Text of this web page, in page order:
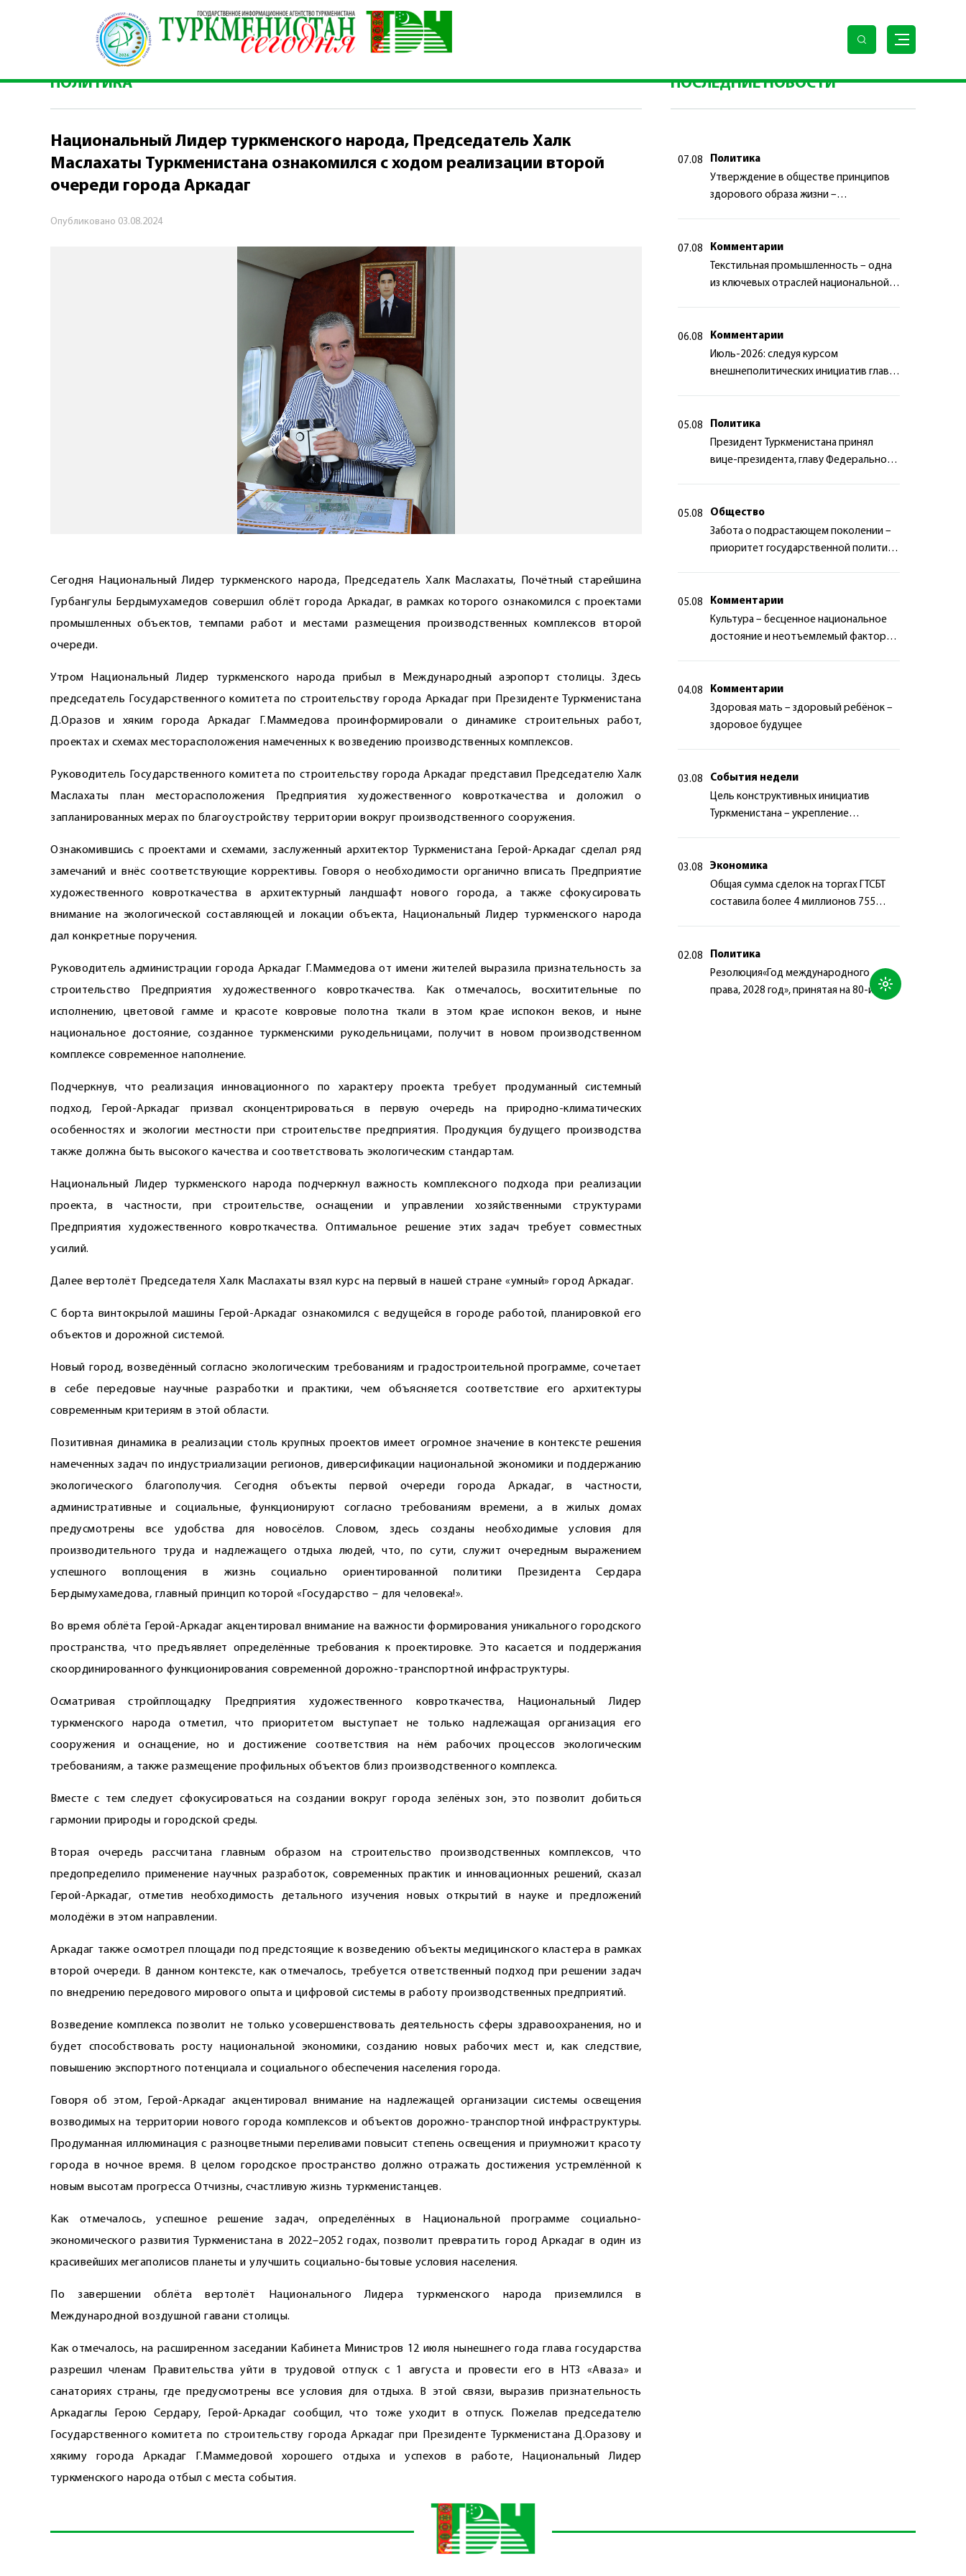
\ Политика \
Национальный Лидер туркменского народа, Председатель Халк Маслахаты Туркменистана ознакомился с ходом реализации второй очереди
города Аркадаг
ПОЛИТИКА
Национальный Лидер туркменского народа, Председатель Халк
Маслахаты Туркменистана ознакомился с ходом реализации второй
очереди города Аркадаг
Опубликовано 03.08.2024
Сегодня Национальный Лидер туркменского народа, Председатель Халк Маслахаты, Почётный старейшина
Гурбангулы Бердымухамедов совершил облёт города Аркадаг, в рамках которого ознакомился с проектами
промышленных объектов, темпами работ и местами размещения производственных комплексов второй
очереди.
Утром Национальный Лидер туркменского народа прибыл в Международный аэропорт столицы. Здесь
председатель Государственного комитета по строительству города Аркадаг при Президенте Туркменистана
Д.Оразов и хяким города Аркадаг Г.Маммедова проинформировали о динамике строительных работ,
проектах и схемах месторасположения намеченных к возведению производственных комплексов.
Руководитель Государственного комитета по строительству города Аркадаг представил Председателю Халк
Маслахаты план месторасположения Предприятия художественного ковроткачества и доложил о
запланированных мерах по благоустройству территории вокруг производственного сооружения.
Ознакомившись с проектами и схемами, заслуженный архитектор Туркменистана Герой-Аркадаг сделал ряд
замечаний и внёс соответствующие коррективы. Говоря о необходимости органично вписать Предприятие
художественного ковроткачества в архитектурный ландшафт нового города, а также сфокусировать
внимание на экологической составляющей и локации объекта, Национальный Лидер туркменского народа
дал конкретные поручения.
Руководитель администрации города Аркадаг Г.Маммедова от имени жителей выразила признательность за
строительство Предприятия художественного ковроткачества. Как отмечалось, восхитительные по
исполнению, цветовой гамме и красоте ковровые полотна ткали в этом крае испокон веков, и ныне
национальное достояние, созданное туркменскими рукодельницами, получит в новом производственном
комплексе современное наполнение.
Подчеркнув, что реализация инновационного по характеру проекта требует продуманный системный
подход, Герой-Аркадаг призвал сконцентрироваться в первую очередь на природно-климатических
особенностях и экологии местности при строительстве предприятия. Продукция будущего производства
также должна быть высокого качества и соответствовать экологическим стандартам.
Национальный Лидер туркменского народа подчеркнул важность комплексного подхода при реализации
проекта, в частности, при строительстве, оснащении и управлении хозяйственными структурами
Предприятия художественного ковроткачества. Оптимальное решение этих задач требует совместных
усилий.
Далее вертолёт Председателя Халк Маслахаты взял курс на первый в нашей стране «умный» город Аркадаг.
С борта винтокрылой машины Герой-Аркадаг ознакомился с ведущейся в городе работой, планировкой его
объектов и дорожной системой.
Новый город, возведённый согласно экологическим требованиям и градостроительной программе, сочетает
в себе передовые научные разработки и практики, чем объясняется соответствие его архитектуры
современным критериям в этой области.
Позитивная динамика в реализации столь крупных проектов имеет огромное значение в контексте решения
намеченных задач по индустриализации регионов, диверсификации национальной экономики и поддержанию
экологического благополучия. Сегодня объекты первой очереди города Аркадаг, в частности,
административные и социальные, функционируют согласно требованиям времени, а в жилых домах
предусмотрены все удобства для новосёлов. Словом, здесь созданы необходимые условия для
производительного труда и надлежащего отдыха людей, что, по сути, служит очередным выражением
успешного воплощения в жизнь социально ориентированной политики Президента Сердара
Бердымухамедова, главный принцип которой «Государство – для человека!».
Во время облёта Герой-Аркадаг акцентировал внимание на важности формирования уникального городского
пространства, что предъявляет определённые требования к проектировке. Это касается и поддержания
скоординированного функционирования современной дорожно-транспортной инфраструктуры.
Осматривая стройплощадку Предприятия художественного ковроткачества, Национальный Лидер
туркменского народа отметил, что приоритетом выступает не только надлежащая организация его
сооружения и оснащение, но и достижение соответствия на нём рабочих процессов экологическим
требованиям, а также размещение профильных объектов близ производственного комплекса.
Вместе с тем следует сфокусироваться на создании вокруг города зелёных зон, это позволит добиться
гармонии природы и городской среды.
Вторая очередь рассчитана главным образом на строительство производственных комплексов, что
предопределило применение научных разработок, современных практик и инновационных решений, сказал
Герой-Аркадаг, отметив необходимость детального изучения новых открытий в науке и предложений
молодёжи в этом направлении.
Аркадаг также осмотрел площади под предстоящие к возведению объекты медицинского кластера в рамках
второй очереди. В данном контексте, как отмечалось, требуется ответственный подход при решении задач
по внедрению передового мирового опыта и цифровой системы в работу производственных предприятий.
Возведение комплекса позволит не только усовершенствовать деятельность сферы здравоохранения, но и
будет способствовать росту национальной экономики, созданию новых рабочих мест и, как следствие,
повышению экспортного потенциала и социального обеспечения населения города.
Говоря об этом, Герой-Аркадаг акцентировал внимание на надлежащей организации системы освещения
возводимых на территории нового города комплексов и объектов дорожно-транспортной инфраструктуры.
Продуманная иллюминация с разноцветными переливами повысит степень освещения и приумножит красоту
города в ночное время. В целом городское пространство должно отражать достижения устремлённой к
новым высотам прогресса Отчизны, счастливую жизнь туркменистанцев.
Как отмечалось, успешное решение задач, определённых в Национальной программе социально-
экономического развития Туркменистана в 2022–2052 годах, позволит превратить город Аркадаг в один из
красивейших мегаполисов планеты и улучшить социально-бытовые условия населения.
По завершении облёта вертолёт Национального Лидера туркменского народа приземлился в
Международной воздушной гавани столицы.
Как отмечалось, на расширенном заседании Кабинета Министров 12 июля нынешнего года глава государства
разрешил членам Правительства уйти в трудовой отпуск с 1 августа и провести его в НТЗ «Аваза» и
санаториях страны, где предусмотрены все условия для отдыха. В этой связи, выразив признательность
Аркадаглы Герою Сердару, Герой-Аркадаг сообщил, что тоже уходит в отпуск. Пожелав председателю
Государственного комитета по строительству города Аркадаг при Президенте Туркменистана Д.Оразову и
хякиму города Аркадаг Г.Маммедовой хорошего отдыха и успехов в работе, Национальный Лидер
туркменского народа отбыл с места события.
ПОСЛЕДНИЕ НОВОСТИ
07.08
Политика
Утверждение в обществе принципов
здорового образа жизни –
07.08
Комментарии
Текстильная промышленность – одна
из ключевых отраслей национальной
06.08
Комментарии
Июль-2026: следуя курсом
внешнеполитических инициатив главы
05.08
Политика
Президент Туркменистана принял
вице-президента, главу Федерального
05.08
Общество
Забота о подрастающем поколении –
приоритет государственной политики
05.08
Комментарии
Культура – бесценное национальное
достояние и неотъемлемый фактор
04.08
Комментарии
Здоровая мать – здоровый ребёнок –
здоровое будущее
03.08
События недели
Цель конструктивных инициатив
Туркменистана – укрепление
03.08
Экономика
Общая сумма сделок на торгах ГТСБТ
составила более 4 миллионов 755
02.08
Политика
Резолюция«Год международного
права, 2028 год», принятая на 80-й